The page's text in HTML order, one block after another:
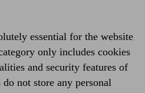
essential for the website
only includes cookies
and security features of
not store any personal